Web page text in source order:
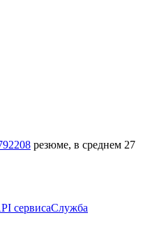
резюме, в среднем 27
сервисаСлужба